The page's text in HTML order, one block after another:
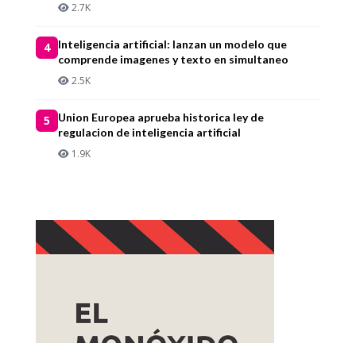
2.7K
4
Inteligencia artificial: lanzan un modelo que
comprende imagenes y texto en simultaneo
2.5K
5
Union Europea aprueba historica ley de
regulacion de inteligencia artificial
1.9K